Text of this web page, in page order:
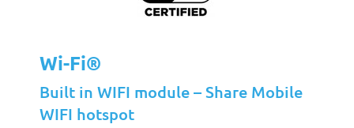
Wi-Fi®
Built in WIFI module – Share Mobile
WIFI hotspot